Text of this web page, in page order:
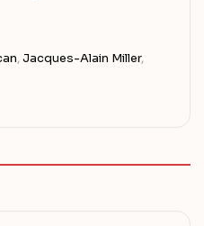
,Jacques-Alain Miller,